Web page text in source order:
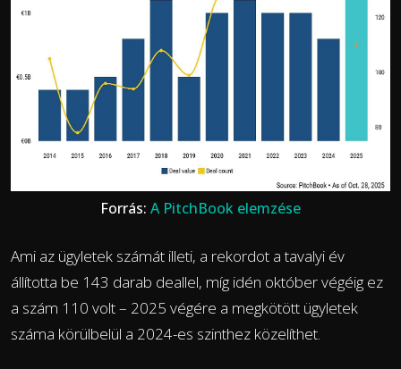
Forrás: A PitchBook elemzése
Ami az ügyletek számát illeti, a rekordot a tavalyi év
állította be 143 darab deallel, míg idén október végéig ez
a szám 110 volt – 2025 végére a megkötött ügyletek
száma körülbelül a 2024-es szinthez közelíthet.